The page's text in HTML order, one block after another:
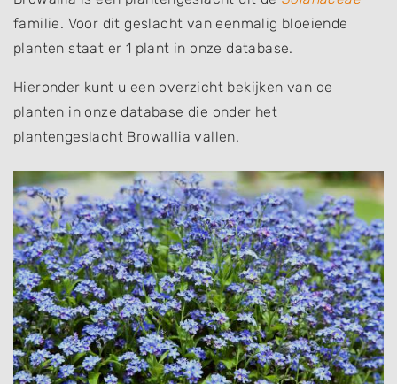
familie. Voor dit geslacht van eenmalig bloeiende
planten staat er 1 plant in onze database.
Hieronder kunt u een overzicht bekijken van de
planten in onze database die onder het
plantengeslacht Browallia vallen.